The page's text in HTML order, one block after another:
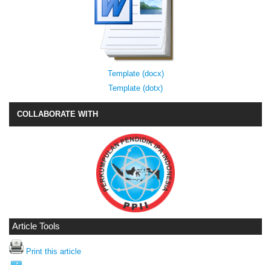
Template (docx)
Template (dotx)
COLLABORATE WITH
Article Tools
Print this article